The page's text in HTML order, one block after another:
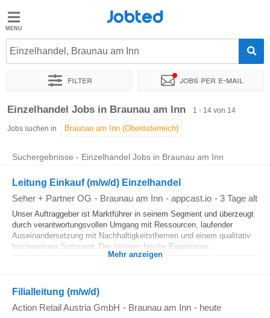
Jobted
Jobs
Jobted
Einzelhandel, Braunau am Inn
Filter Jobs per e-mail
Sortieren nach Genauer Standort Unternehmen
Einzelhandel Jobs in Braunau am Inn 1 - 14 von 14
Jobs suchen in
Suchergebnisse - Einzelhandel Jobs in Braunau am Inn
Leitung Einkauf (m/w/d) Einzelhandel
Seher + Partner OG - Braunau am Inn - appcast.io - 3 Tage alt
Unser Auftraggeber ist Marktführer in seinem Segment und überzeugt
durch verantwortungsvollen Umgang mit Ressourcen, laufender
Auseinandersetzung mit Nachhaltigkeitsthemen und einem qualitativ
hochwertigen Sortiment. Der österreichische Eigentümer...
Mehr anzeigen
Filialleitung (m/w/d)
Action Retail Austria GmbH - Braunau am Inn - heute